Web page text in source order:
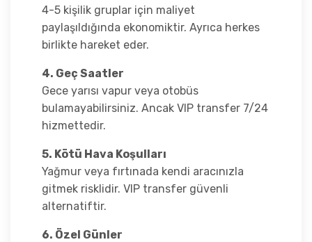
4-5 kişilik gruplar için maliyet
paylaşıldığında ekonomiktir. Ayrıca herkes
birlikte hareket eder.
4. Geç Saatler
Gece yarısı vapur veya otobüs
bulamayabilirsiniz. Ancak VIP transfer 7/24
hizmettedir.
5. Kötü Hava Koşulları
Yağmur veya fırtınada kendi aracınızla
gitmek risklidir. VIP transfer güvenli
alternatiftir.
6. Özel Günler